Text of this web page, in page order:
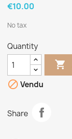
€10.00
No tax
Quantity

 Vendu
Share